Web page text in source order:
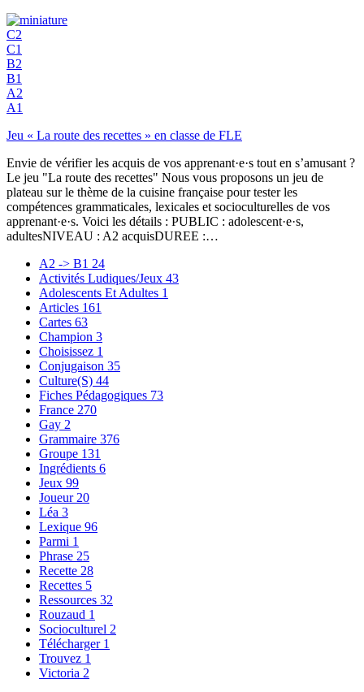
C2
C1
B2
B1
A2
A1
Jeu « La route des recettes » en classe de FLE
Envie de vérifier les acquis de vos apprenant·e·s tout en s’amusant ?
Le jeu "La route des recettes" Nous vous proposons un jeu de
plateau sur le thème de la cuisine française pour tester les
compétences grammaticales, lexicales et socioculturelles de vos
apprenant·e·s. Voici les détails : PUBLIC : adolescent·e·s,
adultesNIVEAU : A2 acquisDUREE :…
A2 -> B1 24
Activités Ludiques/Jeux 43
Adolescents Et Adultes 1
Articles 161
Cartes 63
Champion 3
Choisissez 1
Conjugaison 35
Culture(S) 44
Fiches Pédagogiques 73
France 270
Gay 2
Grammaire 376
Groupe 131
Ingrédients 6
Jeux 99
Joueur 20
Léa 3
Lexique 96
Parmi 1
Phrase 25
Recette 28
Recettes 5
Ressources 32
Rouzaud 1
Socioculturel 2
Télécharger 1
Trouvez 1
Victoria 2